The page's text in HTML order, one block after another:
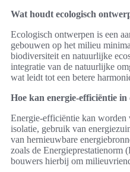
Wat houdt ecologisch
Ecologisch ontwerpen is een
gebouwen op het milieu
biodiversiteit en natuurlijke
integratie van de natuurlijke
wat leidt tot een betere
Hoe kan energie-efficiëntie
Energie-efficiëntie kan worden
isolatie, gebruik van
van hernieuwbare
zoals de Energieprestatienorm
bouwers hierbij om